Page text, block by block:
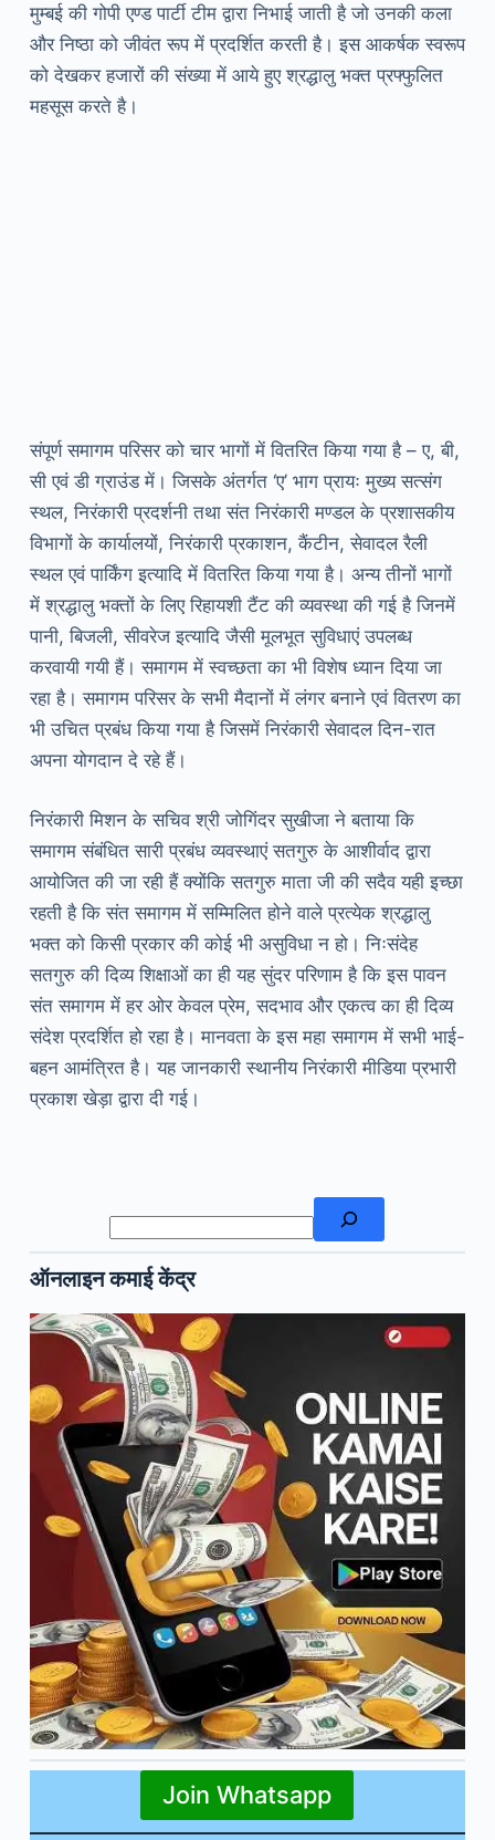
मुम्बई की गोपी एण्ड पार्टी टीम द्वारा निभाई जाती है जो उनकी कला
और निष्ठा को जीवंत रूप में प्रदर्शित करती है। इस आकर्षक स्वरूप
को देखकर हजारों की संख्या में आये हुए श्रद्धालु भक्त प्रफ्फुलित
महसूस करते है।
संपूर्ण समागम परिसर को चार भागों में वितरित किया गया है – ए, बी,
सी एवं डी ग्राउंड में। जिसके अंतर्गत ‘ए’ भाग प्रायः मुख्य सत्संग
स्थल, निरंकारी प्रदर्शनी तथा संत निरंकारी मण्डल के प्रशासकीय
विभागों के कार्यालयों, निरंकारी प्रकाशन, कैंटीन, सेवादल रैली
स्थल एवं पार्किंग इत्यादि में वितरित किया गया है। अन्य तीनों भागों
में श्रद्धालु भक्तों के लिए रिहायशी टैंट की व्यवस्था की गई है जिनमें
पानी, बिजली, सीवरेज इत्यादि जैसी मूलभूत सुविधाएं उपलब्ध
करवायी गयी हैं। समागम में स्वच्छता का भी विशेष ध्यान दिया जा
रहा है। समागम परिसर के सभी मैदानों में लंगर बनाने एवं वितरण का
भी उचित प्रबंध किया गया है जिसमें निरंकारी सेवादल दिन-रात
अपना योगदान दे रहे हैं।
निरंकारी मिशन के सचिव श्री जोगिंदर सुखीजा ने बताया कि
समागम संबंधित सारी प्रबंध व्यवस्थाएं सतगुरु के आशीर्वाद द्वारा
आयोजित की जा रही हैं क्योंकि सतगुरु माता जी की सदैव यही इच्छा
रहती है कि संत समागम में सम्मिलित होने वाले प्रत्येक श्रद्धालु
भक्त को किसी प्रकार की कोई भी असुविधा न हो। निःसंदेह
सतगुरु की दिव्य शिक्षाओं का ही यह सुंदर परिणाम है कि इस पावन
संत समागम में हर ओर केवल प्रेम, सदभाव और एकत्व का ही दिव्य
संदेश प्रदर्शित हो रहा है। मानवता के इस महा समागम में सभी भाई-
बहन आमंत्रित है। यह जानकारी स्थानीय निरंकारी मीडिया प्रभारी
प्रकाश खेड़ा द्वारा दी गई।
ऑनलाइन कमाई केंद्र
Join Whatsapp